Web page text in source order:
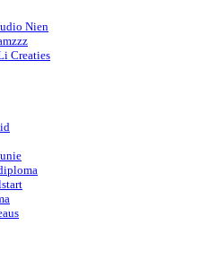
Nien
Creaties